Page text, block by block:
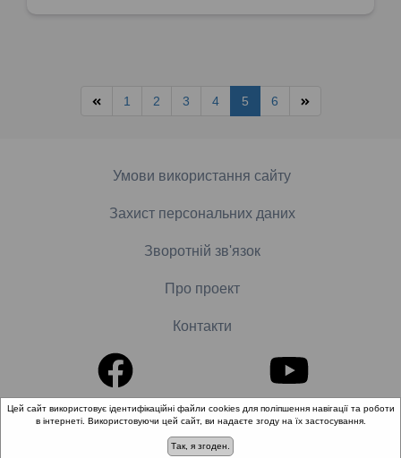
1 2 3 4 5 6
Умови використання сайту
Захист персональних даних
Зворотній зв'язок
Про проект
Контакти
© 2018-2026 «Школа доказової медицини». Всі права
захищені.
Цей сайт використовує ідентифікаційні файли cookies для поліпшення навігації та роботи
в інтернеті. Використовуючи цей сайт, ви надаєте згоду на їх застосування.
Так, я згоден.